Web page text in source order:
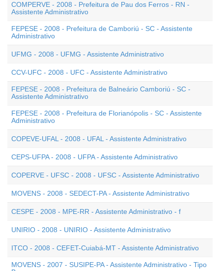
COMPERVE - 2008 - Prefeitura de Pau dos Ferros - RN -
Assistente Administrativo
FEPESE - 2008 - Prefeitura de Camboriú - SC - Assistente
Administrativo
UFMG - 2008 - UFMG - Assistente Administrativo
CCV-UFC - 2008 - UFC - Assistente Administrativo
FEPESE - 2008 - Prefeitura de Balneário Camboriú - SC -
Assistente Administrativo
FEPESE - 2008 - Prefeitura de Florianópolis - SC - Assistente
Administrativo
COPEVE-UFAL - 2008 - UFAL - Assistente Administrativo
CEPS-UFPA - 2008 - UFPA - Assistente Administrativo
COPERVE - UFSC - 2008 - UFSC - Assistente Administrativo
MOVENS - 2008 - SEDECT-PA - Assistente Administrativo
CESPE - 2008 - MPE-RR - Assistente Administrativo - f
UNIRIO - 2008 - UNIRIO - Assistente Administrativo
ITCO - 2008 - CEFET-Cuiabá-MT - Assistente Administrativo
MOVENS - 2007 - SUSIPE-PA - Assistente Administrativo - Tipo